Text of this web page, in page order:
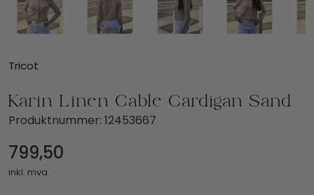
Tricot
Produktnummer: 12453667
799,50
inkl. mva.